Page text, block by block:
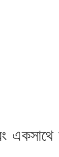
একসাথে